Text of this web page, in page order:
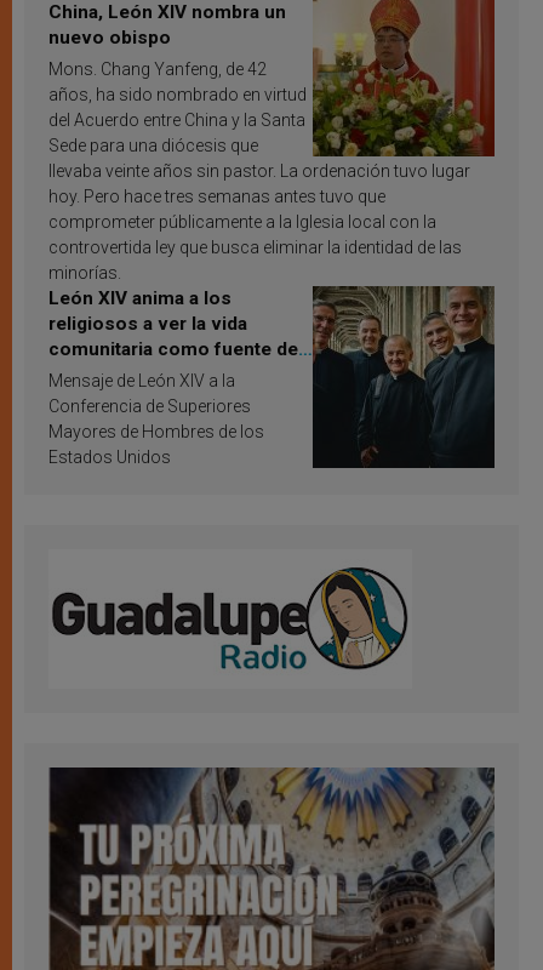
China, León XIV nombra un
nuevo obispo
Mons. Chang Yanfeng, de 42
años, ha sido nombrado en virtud
del Acuerdo entre China y la Santa
Sede para una diócesis que
llevaba veinte años sin pastor. La ordenación tuvo lugar
hoy. Pero hace tres semanas antes tuvo que
comprometer públicamente a la Iglesia local con la
controvertida ley que busca eliminar la identidad de las
minorías.
León XIV anima a los
religiosos a ver la vida
comunitaria como fuente de
inspiración y santificación
Mensaje de León XIV a la
Conferencia de Superiores
Mayores de Hombres de los
Estados Unidos